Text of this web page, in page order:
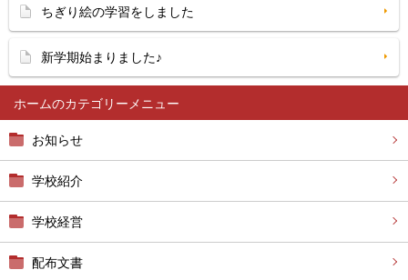
ホーム
お知らせ
学校紹介
学校経営
配布文書
ちぎり絵の学習をしました
新学期始まりました♪